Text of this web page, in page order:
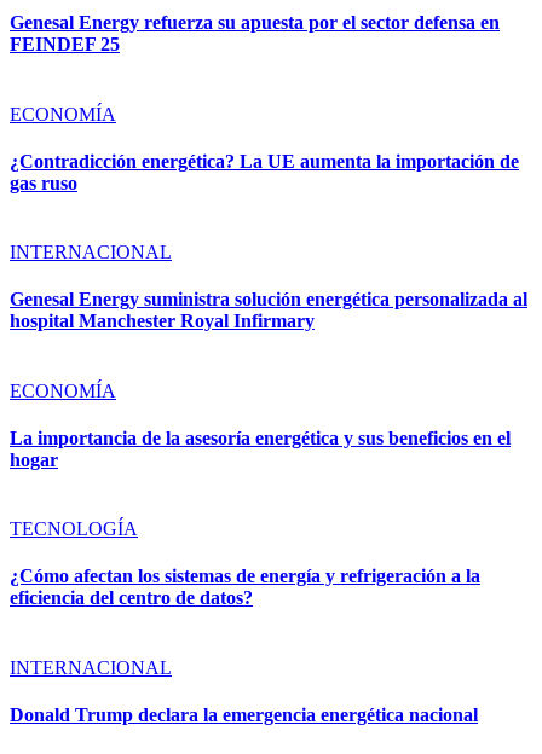
Genesal Energy refuerza su apuesta por el sector defensa en
FEINDEF 25
ECONOMÍA
¿Contradicción energética? La UE aumenta la importación de
gas ruso
INTERNACIONAL
Genesal Energy suministra solución energética personalizada al
hospital Manchester Royal Infirmary
ECONOMÍA
La importancia de la asesoría energética y sus beneficios en el
hogar
TECNOLOGÍA
¿Cómo afectan los sistemas de energía y refrigeración a la
eficiencia del centro de datos?
INTERNACIONAL
Donald Trump declara la emergencia energética nacional